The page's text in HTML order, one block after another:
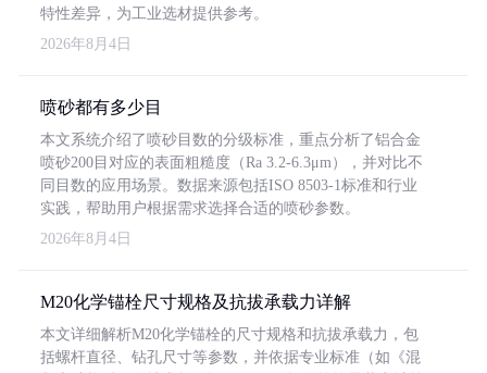
特性差异，为工业选材提供参考。
2026年8月4日
喷砂都有多少目
本文系统介绍了喷砂目数的分级标准，重点分析了铝合金
喷砂200目对应的表面粗糙度（Ra 3.2-6.3μm），并对比不
同目数的应用场景。数据来源包括ISO 8503-1标准和行业
实践，帮助用户根据需求选择合适的喷砂参数。
2026年8月4日
M20化学锚栓尺寸规格及抗拔承载力详解
本文详细解析M20化学锚栓的尺寸规格和抗拔承载力，包
括螺杆直径、钻孔尺寸等参数，并依据专业标准（如《混